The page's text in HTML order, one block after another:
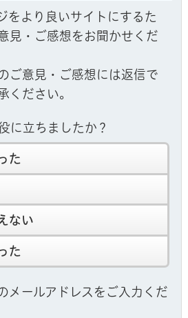
をより良いサイトにするた
見・ご感想をお聞かせくだ
ご意見・ご感想には返信で
ください。
に立ちましたか？
た
ない
た
メールアドレスをご入力くだ